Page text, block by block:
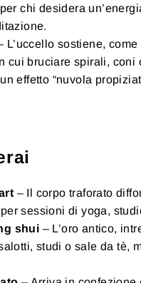
chi desidera
L’uccello sostiene,
cui bruciare spirali, coni
effetto “nuvola
– Il corpo traforato
sessioni di yoga,
shui – L’oro antico,
studi o sale da tè,